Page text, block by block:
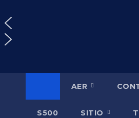
AER
S500 SITIO